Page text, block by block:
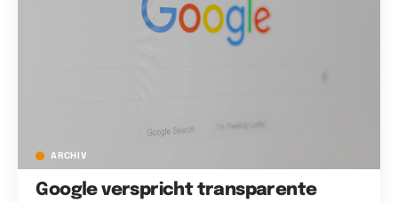
ARCHIV
Google verspricht transparente